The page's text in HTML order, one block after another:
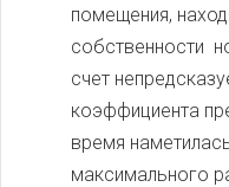
помещения,
собственности
счет
коэффициента
время
максимального